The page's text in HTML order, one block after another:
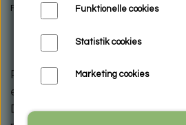
FORSIDE
BIOSOL -
Forside Mad- og Sindsro
På en professionel vægt med
en bodyanalyse af din krop.
Der angives vægt, BMI,
Funktionelle cookies
Statistik cookies
Marketing cookies